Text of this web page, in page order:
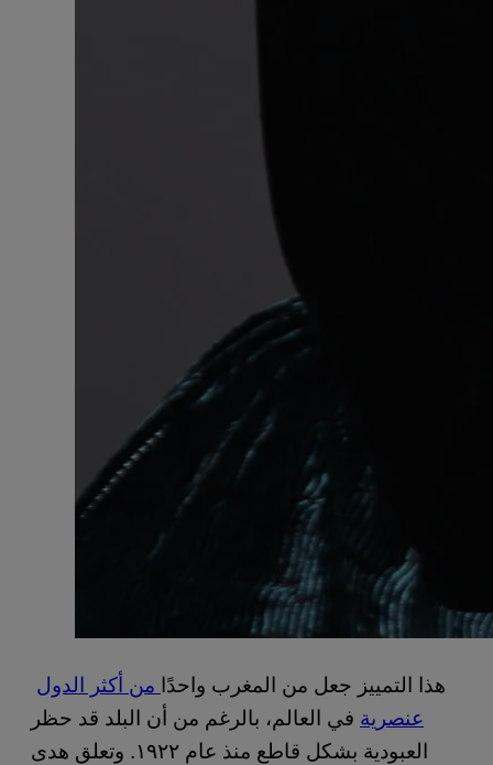
هذا التمييز جعل من المغرب واحدًا من أكثر الدول
عنصرية في العالم، بالرغم من أن البلد قد حظر
العبودية بشكل قاطع منذ عام ١٩٢٢. وتعلق هدى